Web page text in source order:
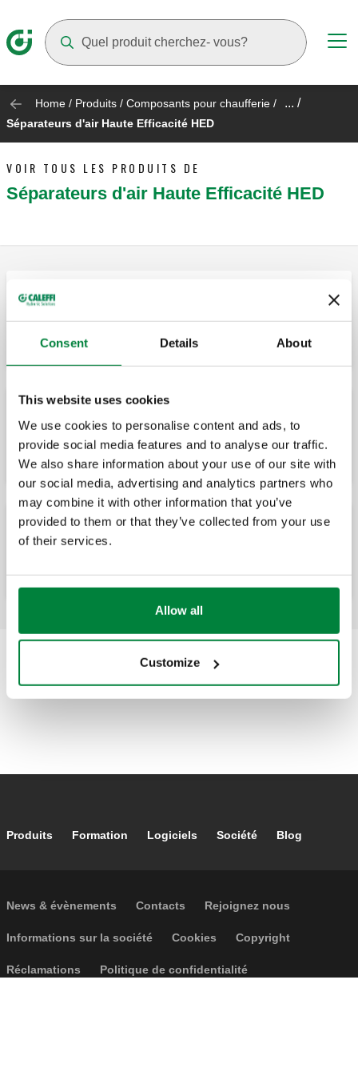
Consent Details About
This website uses cookies
We use cookies to personalise content and ads, to
provide social media features and to analyse our traffic.
We also share information about your use of our site with
our social media, advertising and analytics partners who
may combine it with other information that you’ve
provided to them or that they’ve collected from your use
of their services.
Allow all
Customize
Home / Produits / Composants pour chaufferie / ... /
Séparateurs d'air Haute Efficacité HED
VOIR TOUS LES PRODUITS DE
Séparateurs d'air Haute Efficacité HED
efficacité.
Coque d'isolation pour séparateur d'air
haute efficacité.
Manomètre à clip.
Footer main navigation
Produits Formation Logiciels Société Blog
Footer secondary navigation
News & évènements Contacts Rejoignez nous
Footer menu
Informations sur la société Cookies Copyright
Réclamations Politique de confidentialité